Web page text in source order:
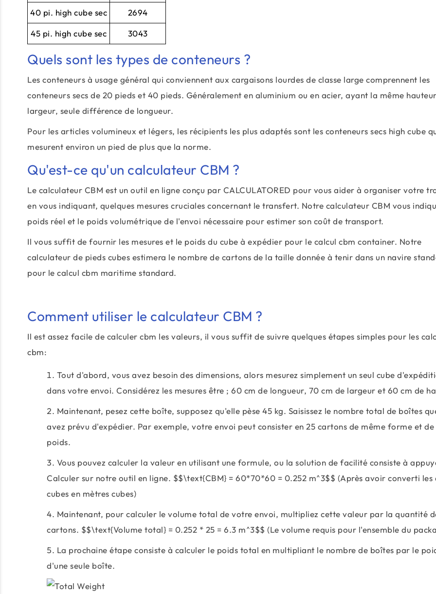
40 pi. high cube sec 2694
45 pi. high cube sec 3043
Quels sont les types de conteneurs ?
Les conteneurs à usage général qui conviennent aux cargaisons lourdes de classe large comprennent les
conteneurs secs de 20 pieds et 40 pieds. Généralement en aluminium ou en acier, ayant la même
largeur, seule différence de longueur.
Pour les articles volumineux et légers, les récipients les plus adaptés sont les conteneurs secs high cube
mesurent environ un pied de plus que la norme.
Qu'est-ce qu'un calculateur CBM ?
Le calculateur CBM est un outil en ligne conçu par CALCULATORED pour vous aider à organiser votre
en vous indiquant, quelques mesures cruciales concernant le transfert. Notre calculateur CBM vous
poids réel et le poids volumétrique de l'envoi nécessaire pour estimer son coût de transport.
Il vous suffit de fournir les mesures et le poids du cube à expédier pour le calcul cbm container. Notre
calculateur de pieds cubes estimera le nombre de cartons de la taille donnée à tenir dans un navire
pour le calcul cbm maritime standard.
Comment utiliser le calculateur CBM ?
Il est assez facile de calculer cbm les valeurs, il vous suffit de suivre quelques étapes simples pour les
cbm:
Tout d'abord, vous avez besoin des dimensions, alors mesurez simplement un seul cube
dans votre envoi. Considérez les mesures être ; 60 cm de longueur, 70 cm de largeur et 60 cm de
Maintenant, pesez cette boîte, supposez qu'elle pèse 45 kg. Saisissez le nombre total de boîtes
avez prévu d'expédier. Par exemple, votre envoi peut consister en 25 cartons de même forme et de
poids.
Vous pouvez calculer la valeur en utilisant une formule, ou la solution de facilité consiste à
Calculer sur notre outil en ligne. $$\text{CBM} = 60*70*60 = 0.252 m^3$$ (Après avoir converti les
cubes en mètres cubes)
Maintenant, pour calculer le volume total de votre envoi, multipliez cette valeur par la quantité
cartons. $$\text{Volume total} = 0.252 * 25 = 6.3 m^3$$ (Le volume requis pour l'ensemble du
La prochaine étape consiste à calculer le poids total en multipliant le nombre de boîtes par le
d'une seule boîte.